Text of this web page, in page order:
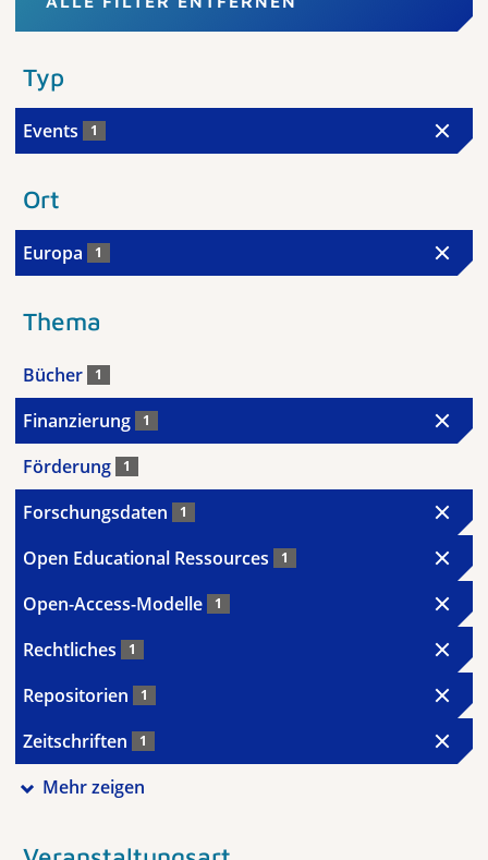
Typ
Events 1
Ort
Europa 1
Thema
Bücher 1
Finanzierung 1
Förderung 1
Forschungsdaten 1
Open Educational Ressources 1
Open-Access-Modelle 1
Rechtliches 1
Repositorien 1
Zeitschriften 1
Mehr zeigen